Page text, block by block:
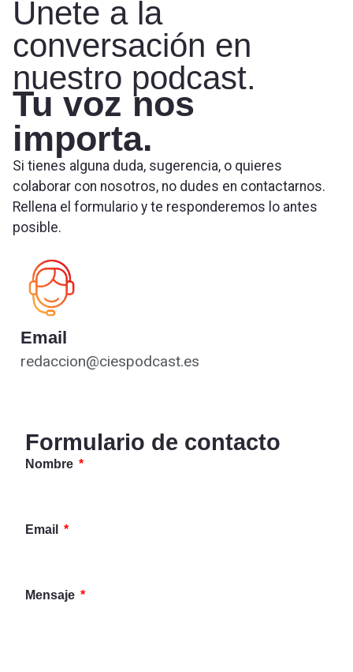
Únete a la
conversación en
nuestro podcast.
Tu voz nos
importa.
Si tienes alguna duda, sugerencia, o quieres
colaborar con nosotros, no dudes en contactarnos.
Rellena el formulario y te responderemos lo antes
posible.
Email
redaccion@ciespodcast.es
Formulario de contacto
Nombre
Email
Mensaje